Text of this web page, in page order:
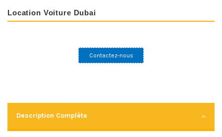
Location Voiture Dubai
Contactez-nous
Description Complète